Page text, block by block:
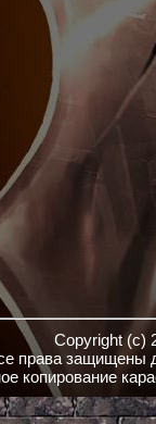
Copyright (c)
права защищены
копирование